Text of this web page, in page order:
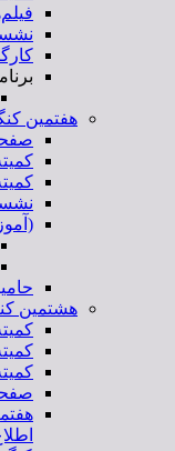
هفتمین
هشتمین